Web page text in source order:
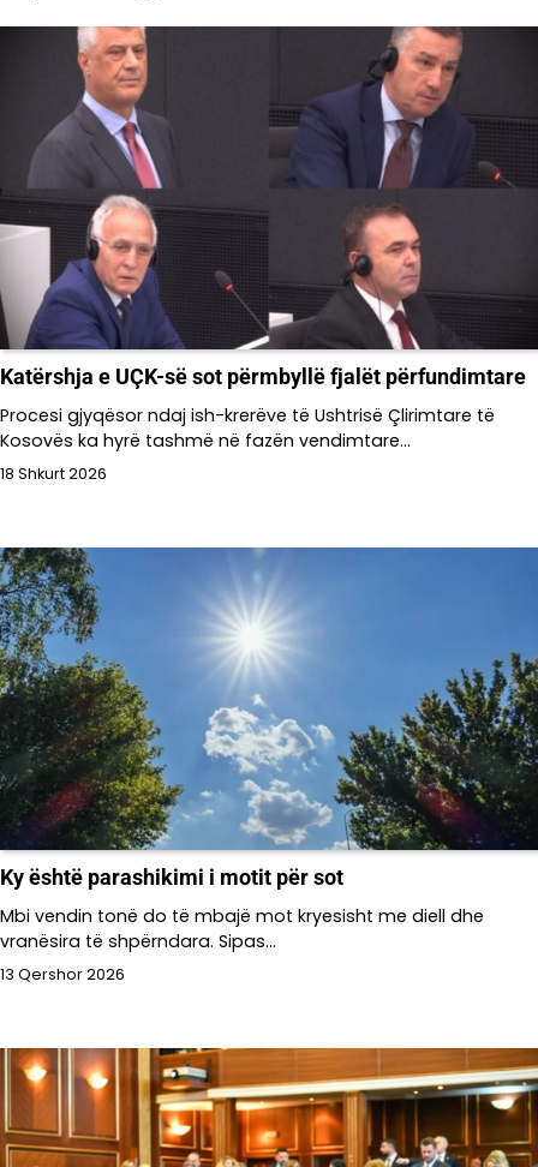
Katërshja e UÇK-së sot përmbyllë fjalët përfundimtare
Procesi gjyqësor ndaj ish-krerëve të Ushtrisë Çlirimtare të
Kosovës ka hyrë tashmë në fazën vendimtare…
18 Shkurt 2026
Ky është parashikimi i motit për sot
Mbi vendin tonë do të mbajë mot kryesisht me diell dhe
vranësira të shpërndara. Sipas…
13 Qershor 2026